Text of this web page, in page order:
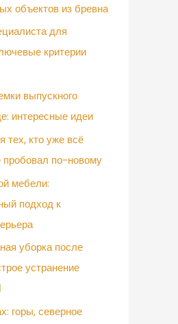
объектов из бревна
для
критерии
выпускного
интересные идеи
кто уже всё
пробовал по-новому
мебели:
подход к
уборка после
устранение
горы, северное